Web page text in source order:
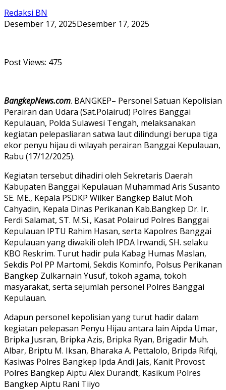
Redaksi BN
Desember 17, 2025Desember 17, 2025
Post Views: 475
BangkepNews.com. BANGKEP– Personel Satuan Kepolisian
Perairan dan Udara (Sat.Polairud) Polres Banggai
Kepulauan, Polda Sulawesi Tengah, melaksanakan
kegiatan pelepasliaran satwa laut dilindungi berupa tiga
ekor penyu hijau di wilayah perairan Banggai Kepulauan,
Rabu (17/12/2025).
Kegiatan tersebut dihadiri oleh Sekretaris Daerah
Kabupaten Banggai Kepulauan Muhammad Aris Susanto
SE. ME., Kepala PSDKP Wilker Bangkep Balut Moh.
Cahyadin, Kepala Dinas Perikanan Kab.Bangkep Dr. Ir.
Ferdi Salamat, ST. M.Si., Kasat Polairud Polres Banggai
Kepulauan IPTU Rahim Hasan, serta Kapolres Banggai
Kepulauan yang diwakili oleh IPDA Irwandi, SH. selaku
KBO Reskrim. Turut hadir pula Kabag Humas Maslan,
Sekdis Pol PP Martomi, Sekdis Kominfo, Polsus Perikanan
Bangkep Zulkarnain Yusuf, tokoh agama, tokoh
masyarakat, serta sejumlah personel Polres Banggai
Kepulauan.
Adapun personel kepolisian yang turut hadir dalam
kegiatan pelepasan Penyu Hijau antara lain Aipda Umar,
Bripka Jusran, Bripka Azis, Bripka Ryan, Brigadir Muh.
Albar, Briptu M. Iksan, Bharaka A. Pettalolo, Bripda Rifqi,
Kasiwas Polres Bangkep Ipda Andi Jais, Kanit Provost
Polres Bangkep Aiptu Alex Durandt, Kasikum Polres
Bangkep Aiptu Rani Tiiyo